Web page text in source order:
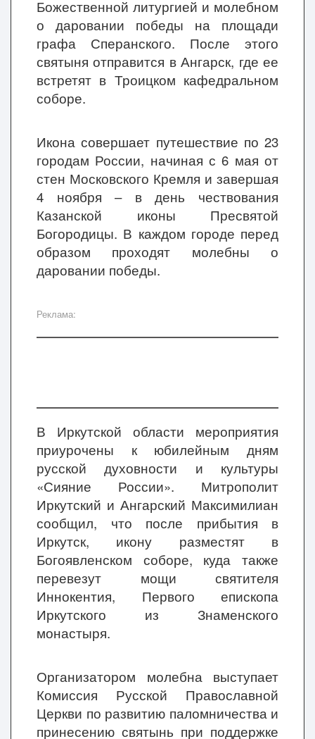
Божественной литургией и молебном
о даровании победы на площади
графа Сперанского. После этого
святыня отправится в Ангарск, где ее
встретят в Троицком кафедральном
соборе.
Икона совершает путешествие по 23
городам России, начиная с 6 мая от
стен Московского Кремля и завершая
4 ноября – в день чествования
Казанской иконы Пресвятой
Богородицы. В каждом городе перед
образом проходят молебны о
даровании победы.
Реклама:
В Иркутской области мероприятия
приурочены к юбилейным дням
русской духовности и культуры
«Сияние России». Митрополит
Иркутский и Ангарский Максимилиан
сообщил, что после прибытия в
Иркутск, икону разместят в
Богоявленском соборе, куда также
перевезут мощи святителя
Иннокентия, Первого епископа
Иркутского из Знаменского
монастыря.
Организатором молебна выступает
Комиссия Русской Православной
Церкви по развитию паломничества и
принесению святынь при поддержке